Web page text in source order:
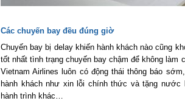
Các chuyến bay đều đúng giờ
Chuyến bay bị delay khiến hành khách nào cũng
tốt nhất tình trạng chuyến bay chậm để không làm
Vietnam Airlines luôn có động thái thông báo
hành khách như xin lỗi chính thức và tặng nước
hành trình khác…